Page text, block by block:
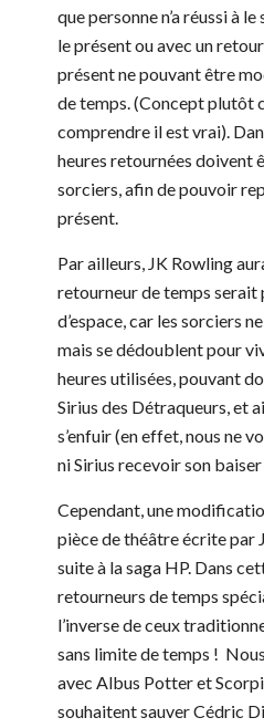
que personne n’a réussi à
le présent ou avec un
présent ne pouvant être
de temps. (Concept plutôt
comprendre il est vrai).
heures retournées doivent
sorciers, afin de pouvoir
présent.
Par ailleurs, JK Rowling
retourneur de temps
d’espace, car les sorciers
mais se dédoublent pour
heures utilisées, pouvant
Sirius des Détraqueurs, et
s’enfuir (en effet, nous ne
ni Sirius recevoir son
Cependant, une
pièce de théâtre écrite par
suite à la saga HP. Dans
retourneurs de temps
l’inverse de ceux
sans limite de temps !
avec Albus Potter et
souhaitent sauver Cédric